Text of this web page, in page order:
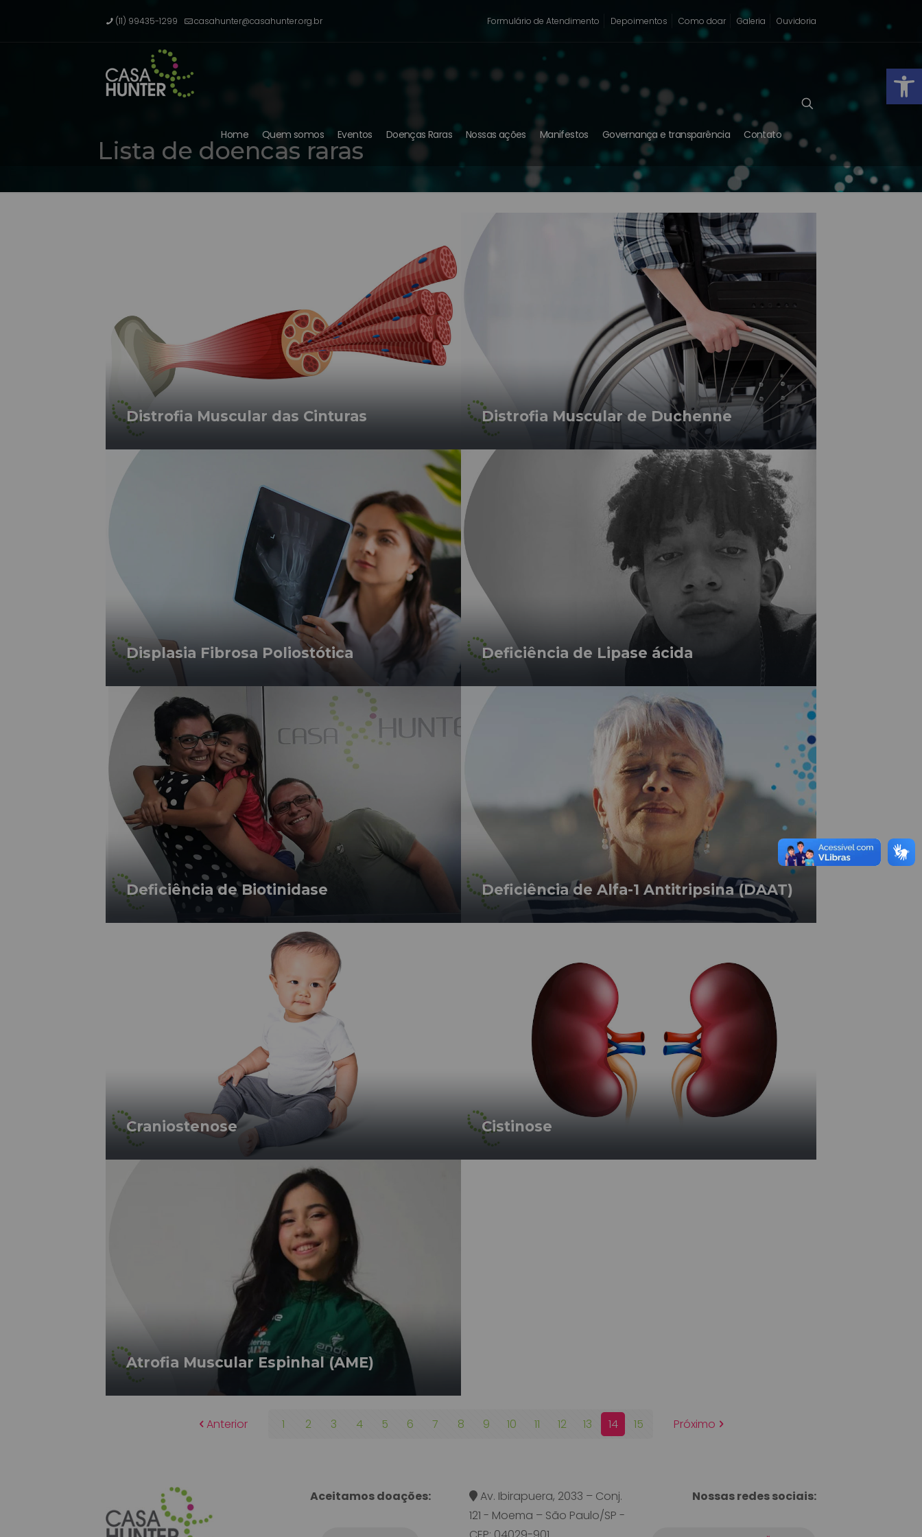
Abrir
(11) 99435-1299 casahunter@casahunter.org.br Formulário de Atendimento Depoimentos Como doar Galeria Ouvidoria
Home Quem somos Eventos Doenças Raras Nossas ações Manifestos Governança e transparência Contato
Lista de doencas raras
Distrofia Muscular das Cinturas Distrofia Muscular de Duchenne
Displasia Fibrosa Poliostótica Deficiência de Lipase ácida
Deficiência de Biotinidase Deficiência de Alfa-1 Antitripsina (DAAT)
Craniostenose Cistinose
Atrofia Muscular Espinhal (AME)
Anterior 1 2 3 4 5 6 7 8 9 10 11 12 13 14 15 Próximo
Aceitamos doações:
Av. Ibirapuera, 2033 – Conj.
121 - Moema – São Paulo/SP -
Nossas redes sociais: